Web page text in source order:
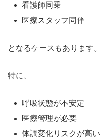
看護師同乗
医療スタッフ同伴
となるケースもあります。
特に、
呼吸状態が不安定
医療管理が必要
体調変化リスクが高い